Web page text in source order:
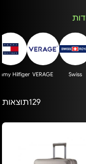
Swiss
VERAGE
Hilfiger
129תוצאות